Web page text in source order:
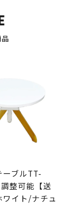
ーブルTT-
整可能【送
イト/ナチュ